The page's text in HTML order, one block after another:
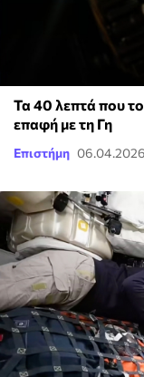
Τα 40 λεπτά που
επαφή με τη Γη
Επιστήμη